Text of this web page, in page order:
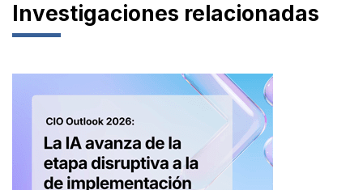
Investigaciones relacionadas